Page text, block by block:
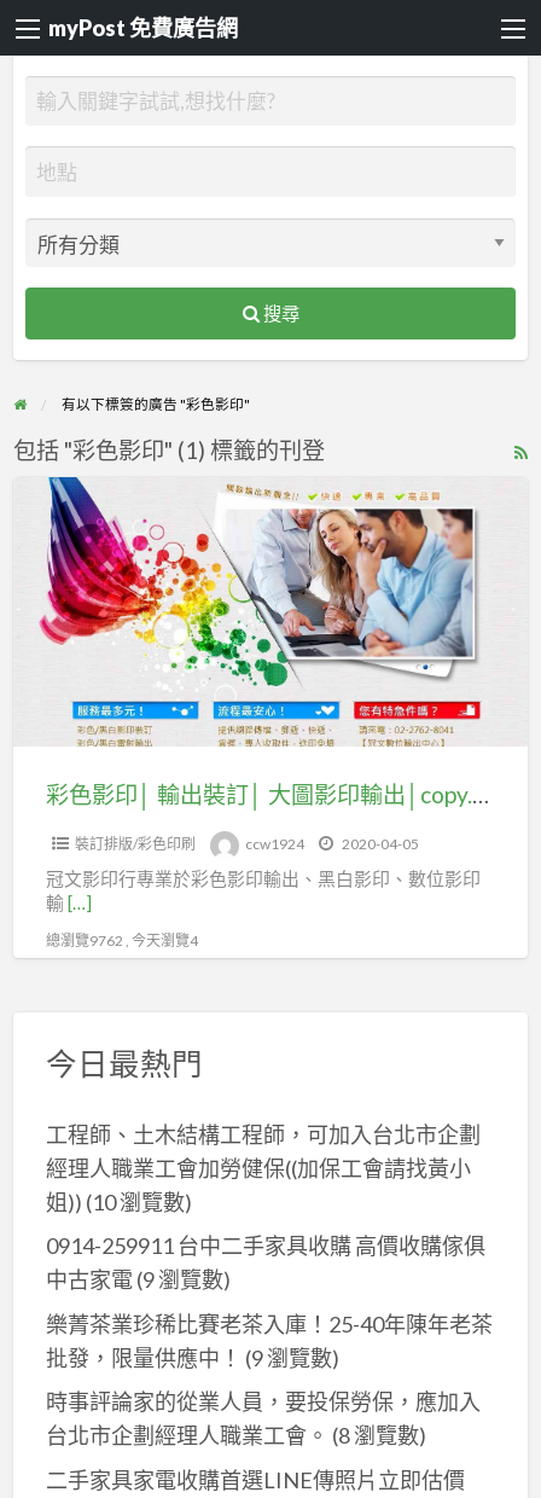
myPost 免費廣告網
搜尋
有以下標簽的廣告 "彩色影印"
包括 "彩色影印" (1) 標籤的刊登
訂
彩色影印│ 輸出裝訂│ 大圖影印輸出│copy.com.tw
裝訂排版/彩色印刷 ccw1924 2020-04-05
冠文影印行專業於彩色影印輸出、黑白影印、數位影印
輸 […]
總瀏覽9762 , 今天瀏覽4
今日最熱門
工程師、土木結構工程師，可加入台北市企劃
經理人職業工會加勞健保((加保工會請找黃小
姐)) (10 瀏覽數)
0914-259911 台中二手家具收購 高價收購傢俱
中古家電(9 瀏覽數)
樂菁茶業珍稀比賽老茶入庫！25-40年陳年老茶
批發，限量供應中！ (9 瀏覽數)
時事評論家的從業人員，要投保勞保，應加入
台北市企劃經理人職業工會。 (8 瀏覽數)
二手家具家電收購首選LINE傳照片立即估價